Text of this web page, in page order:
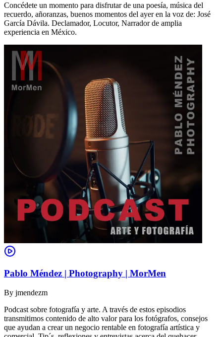
Concédete un momento para disfrutar de una poesía, música del
recuerdo, añoranzas, buenos momentos del ayer en la voz de: José
García Dávila. Declamador, Locutor, Narrador de amplia
experiencia en México.
Pablo Méndez | Photography | MorMen
By jmendezm
Podcast sobre fotografía y arte. A través de estos episodios
transmitimos contenido de alto valor para los fotógrafos, consejos
que ayudan a crear un negocio rentable en fotografía artística y